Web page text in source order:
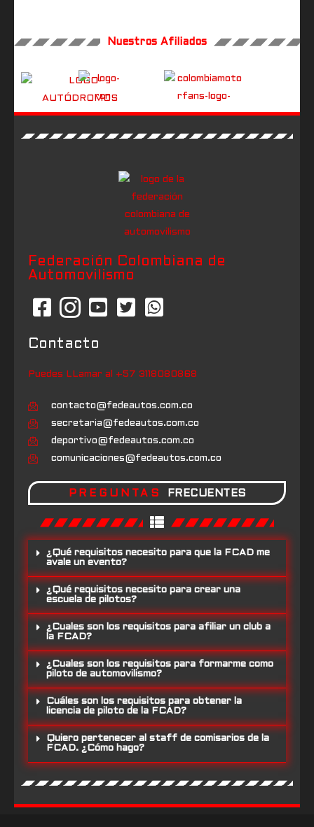
Nuestros Afiliados
Federación Colombiana de
Automovilismo
Contacto
Puedes LLamar al +57 3118080868
contacto@fedeautos.com.co
secretaria@fedeautos.com.co
deportivo@fedeautos.com.co
comunicaciones@fedeautos.com.co
PREGUNTAS FRECUENTES
¿Qué requisitos necesito para que la FCAD me
avale un evento?
¿Qué requisitos necesito para crear una
escuela de pilotos?
¿Cuales son los requisitos para afiliar un club a
la FCAD?
¿Cuales son los requisitos para formarme como
piloto de automovilismo?
Cuáles son los requisitos para obtener la
licencia de piloto de la FCAD?
Quiero pertenecer al staff de comisarios de la
FCAD. ¿Cómo hago?